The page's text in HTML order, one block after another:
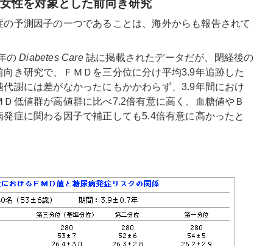
を対象とした前向き研究
予測因子の一つであることは、海外からも報告されて
の Diabetes Care誌に掲載されたデータだが、閉経後の
き研究で、ＦＭＤを三分位に分け平均3.9年追跡した
代謝には差がなかったにもかかわらず、3.9年間におけ
低値群が高値群に比べ7.2倍有意に高く、血糖値やＢ
症に関わる因子で補正しても5.4倍有意に高かったと